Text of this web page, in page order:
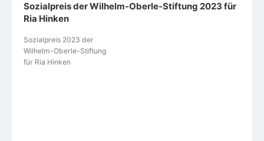
Sozialpreis der Wilhelm-Oberle-Stiftung 2023 für
Ria Hinken
Sozialpreis 2023 der
Wilhelm-Oberle-Stiftung
für Ria Hinken